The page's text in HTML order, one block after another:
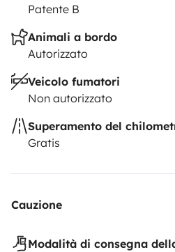
Patente B
Animali a bordo
Autorizzato
Veicolo fumatori
Non autorizzato
Superamento del
Gratis
Cauzione
Modalità di consegna